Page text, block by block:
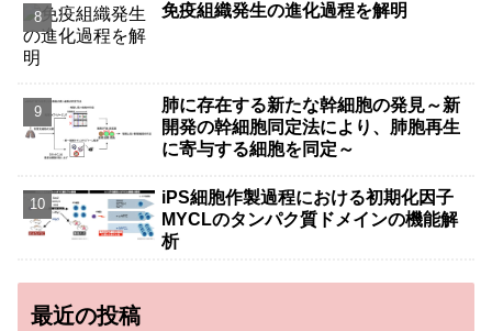
免疫組織発生の進化過程を解明
肺に存在する新たな幹細胞の発見～新
開発の幹細胞同定法により、肺胞再生
に寄与する細胞を同定～
iPS細胞作製過程における初期化因子
MYCLのタンパク質ドメインの機能解
析
最近の投稿